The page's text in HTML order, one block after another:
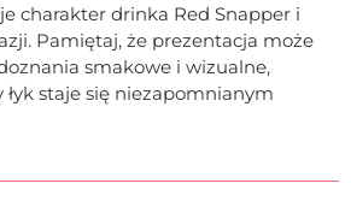
charakter drinka Red Snapper i
Pamiętaj, że prezentacja może
smakowe i wizualne,
łyk staje się niezapomnianym